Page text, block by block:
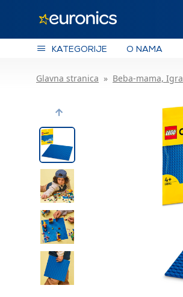
KATEGORIJE O NAMA
Glavna stranica Beba-mama, Igra
Previous